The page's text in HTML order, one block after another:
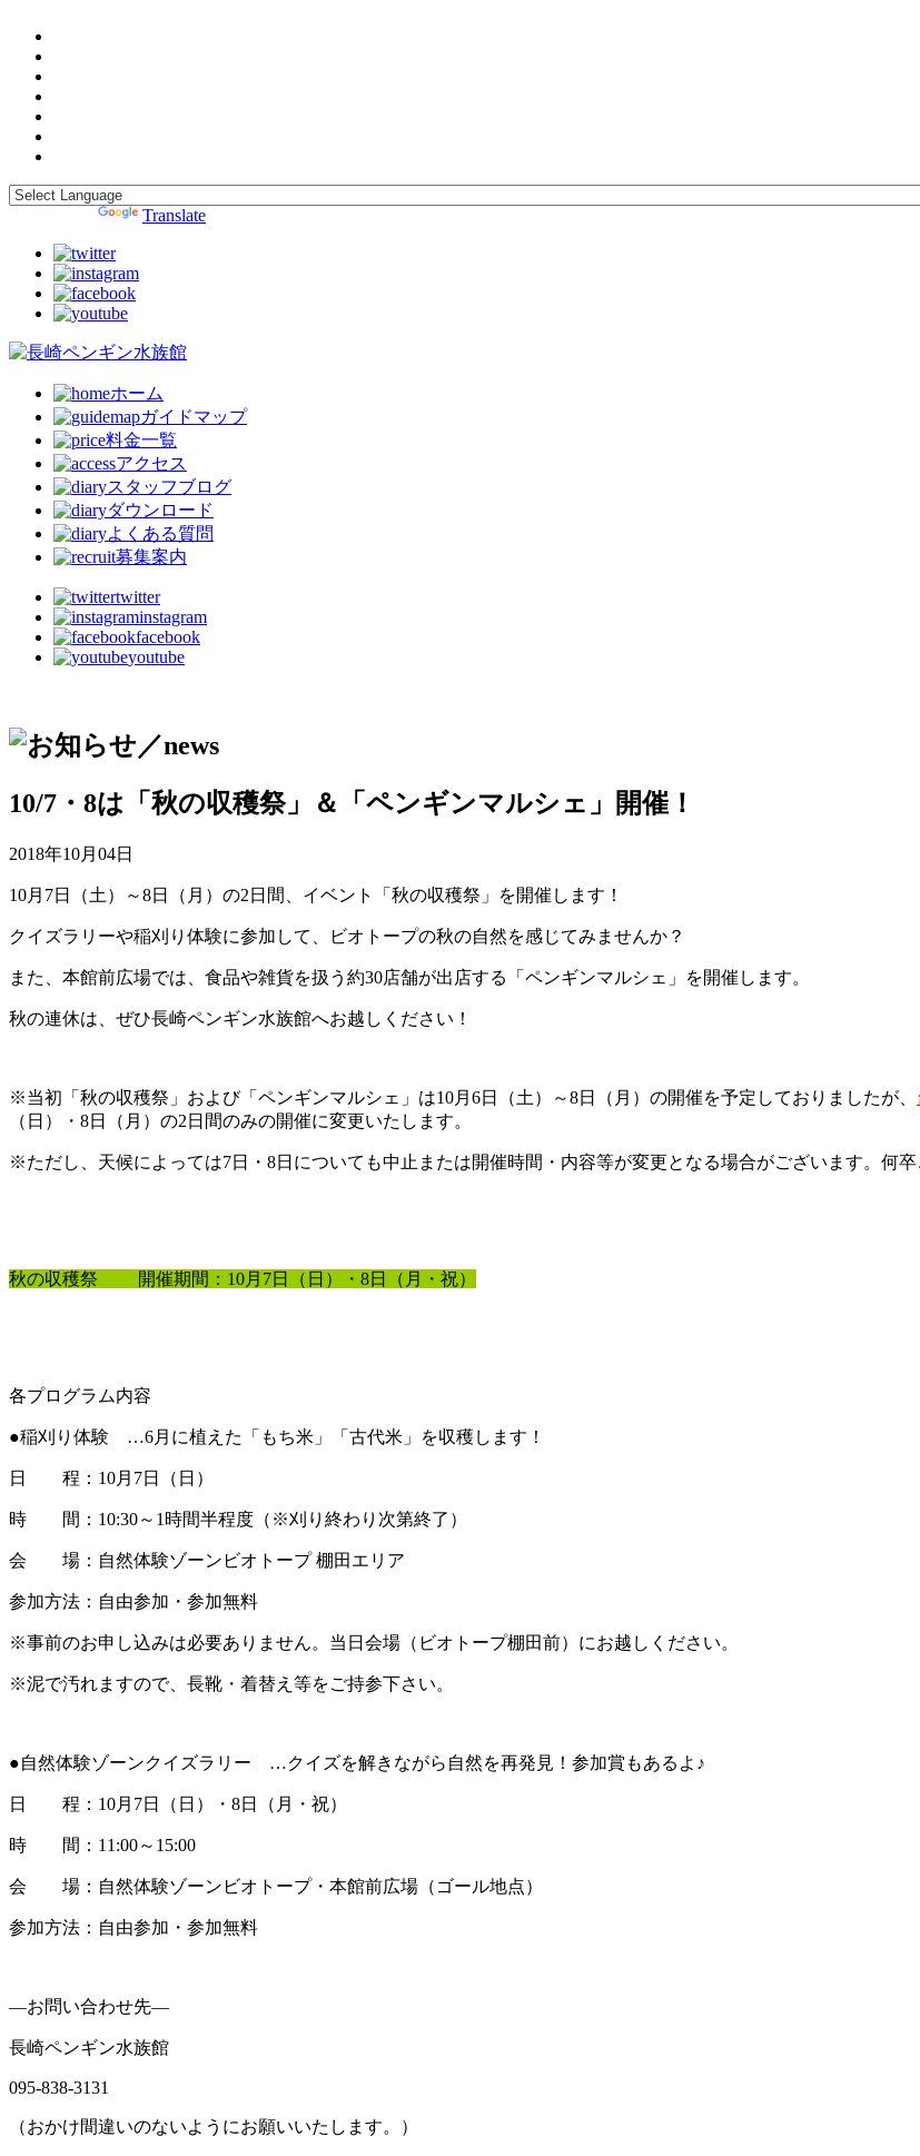
Translate
ホーム
ガイドマップ
料金一覧
アクセス
スタッフブログ
ダウンロード
よくある質問
募集案内
twitter
instagram
facebook
youtube
10/7・8は「秋の収穫祭」＆「ペンギンマルシェ」開催！
2018年10月04日
10月7日（土）～8日（月）の2日間、イベント「秋の収穫祭」を開催します！
クイズラリーや稲刈り体験に参加して、ビオトープの秋の自然を感じてみませんか？
また、本館前広場では、食品や雑貨を扱う約30店舗が出店する「ペンギンマルシェ」を開催します。
秋の連休は、ぜひ長崎ペンギン水族館へお越しください！
※当初「秋の収穫祭」および「ペンギンマルシェ」は10月6日（土）～8日（月）の開催を予定しておりましたが、
（日）・8日（月）の2日間のみの開催に変更いたします。
※ただし、天候によっては7日・8日についても中止または開催時間・内容等が変更となる場合がございます。何卒
秋の収穫祭 開催期間：10月7日（日）・8日（月・祝）
各プログラム内容
●稲刈り体験 …6月に植えた「もち米」「古代米」を収穫します！
日 程：10月7日（日）
時 間：10:30～1時間半程度（※刈り終わり次第終了）
会 場：自然体験ゾーンビオトープ 棚田エリア
参加方法：自由参加・参加無料
※事前のお申し込みは必要ありません。当日会場（ビオトープ棚田前）にお越しください。
※泥で汚れますので、長靴・着替え等をご持参下さい。
●自然体験ゾーンクイズラリー …クイズを解きながら自然を再発見！参加賞もあるよ♪
日 程：10月7日（日）・8日（月・祝）
時 間：11:00～15:00
会 場：自然体験ゾーンビオトープ・本館前広場（ゴール地点）
参加方法：自由参加・参加無料
―お問い合わせ先―
長崎ペンギン水族館
095-838-3131
（おかけ間違いのないようにお願いいたします。）